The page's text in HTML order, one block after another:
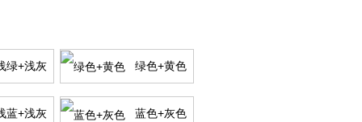
绿+浅灰 绿色+黄色
蓝+浅灰 蓝色+灰色